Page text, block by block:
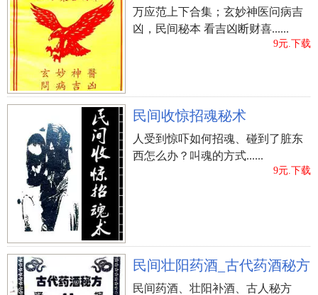
万应范上下合集；玄妙神医问病吉
凶，民间秘本 看吉凶断财喜......
9元.下载
民间收惊招魂秘术
人受到惊吓如何招魂、碰到了脏东
西怎么办？叫魂的方式......
9元.下载
民间壮阳药酒_古代药酒秘方
民间药酒、壮阳补酒、古人秘方